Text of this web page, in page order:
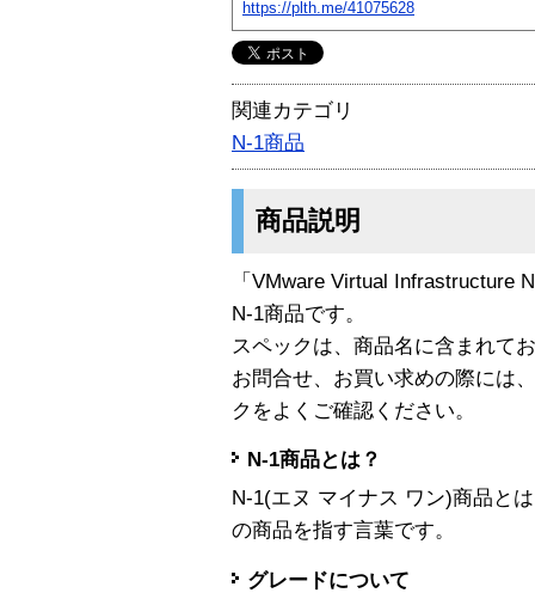
https://plth.me/41075628
関連カテゴリ
N-1商品
商品説明
「VMware Virtual Infrastructure
N-1商品です。
スペックは、商品名に含まれて
お問合せ、お買い求めの際には
クをよくご確認ください。
N-1商品とは？
N-1(エヌ マイナス ワン)商品と
の商品を指す言葉です。
グレードについて